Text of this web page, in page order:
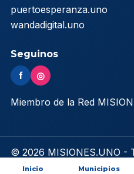
puertoesperanza.uno
wandadigital.uno
Seguinos
f ◎
Miembro de la Red
© 2026 MISIONES.UNO -
reservados
Inicio Municipios